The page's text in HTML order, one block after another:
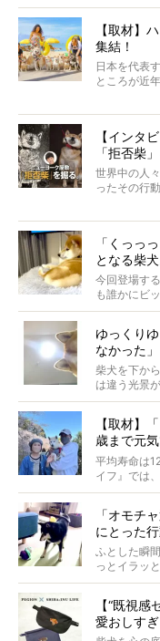
でも、いざ
なりにくい
実際に「病
主はそのた
今回は、柴
語でした。
※文章はご本
※画像はすべて
※この記事は
【取材】
集結！
日本を代表
ところが近
な中「柴犬
そんな噂を
きました！
【インタ
「拒否柴
世界中の人
ったその行
否柴がここ
がるのでし
最近版画製
屋敷裕政さ
タビューと
「くっっ
となる柴
今回登場す
も誰かにビ
起きたとか
ゆっくり
なかった
柴犬を下か
は違う光景
つぶらに見
【取材】
歳まで元
#38ときろ
平均寿命は
イフ』では
意を込めて“
ォーカスし
だと思うこ
回登場して
ら食が細か
「オモチ
にとった
ふとした瞬
っとイラッ
いように見
【“既視
愛おしす